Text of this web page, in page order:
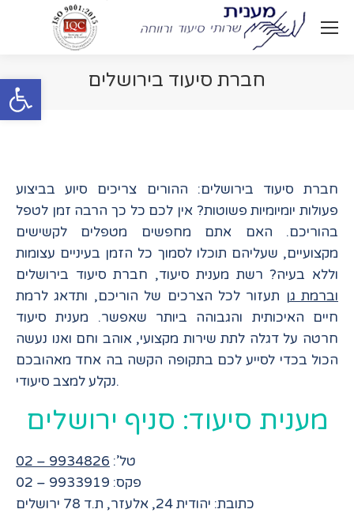
Open toolbarחברת סיעוד בירושלים
חברת סיעוד בירושלים: ההורים צריכים סיוע בביצוע
פעולות יומיומיות פשוטות? אין לכם כל כך הרבה זמן לטפל
בהוריכם. האם אתם מחפשים מטפלים לקשישים
מקצועיים, שעליהם תוכלו לסמוך כל הזמן בעיניים עצומות
וללא בעיה? רשת מענית סיעוד, חברת סיעוד בירושלים
וברמת גן תעזור לכל הצרכים של הוריכם, ותדאג לרמת
חיים האיכותית והגבוהה ביותר שאפשר. מענית סיעוד
חרטה על דגלה לתת שירות מקצועי, אוהב וחם ואנו נעשה
הכול בכדי לסייע לכם בתקופה הקשה בה אחד מאהובכם
נקלע למצב סיעודי.
מענית סיעוד: סניף ירושלים
טל’: 9934826 – 02
פקס: 9933919 – 02
כתובת: יהודית 24, אלעזר, ת.ד 78 ירושלים